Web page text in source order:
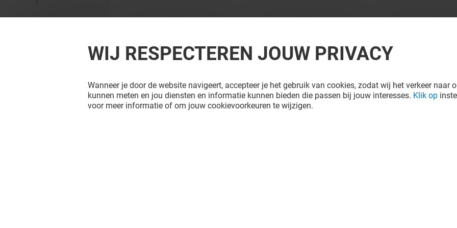
WIJ RESPECTEREN JOUW PRIVACY
Wanneer je door de website navigeert, accepteer je het gebruik van cookies, zodat wij het verkeer naar
kunnen meten en jou diensten en informatie kunnen bieden die passen bij jouw interesses. Klik op
voor meer informatie of om jouw cookievoorkeuren te wijzigen.